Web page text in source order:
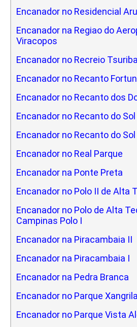
Encanador no Residencial
Encanador na Regiao do
Viracopos
Encanador no Recreio Tsuriba
Encanador no Recanto
Encanador no Recanto dos
Encanador no Recanto do Sol
Encanador no Recanto do Sol
Encanador no Real Parque
Encanador na Ponte Preta
Encanador no Polo II de Alta
Encanador no Polo de Alta
Campinas Polo I
Encanador na Piracambaia II
Encanador na Piracambaia I
Encanador na Pedra Branca
Encanador no Parque Xangrila
Encanador no Parque Vista